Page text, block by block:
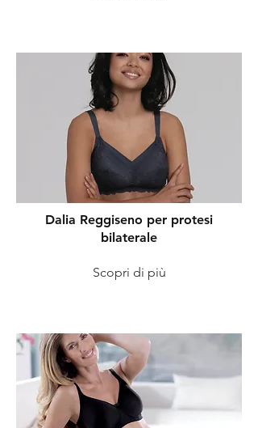
Dalia Reggiseno per protesi
bilaterale
Scopri di più